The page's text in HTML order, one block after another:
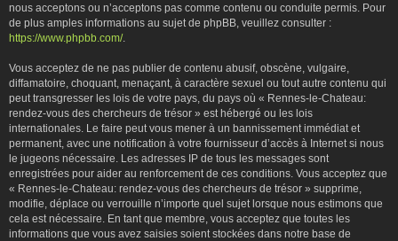
nous acceptons ou n’acceptons pas comme contenu ou conduite permis. Pour
de plus amples informations au sujet de phpBB, veuillez consulter :
https://www.phpbb.com/.
Vous acceptez de ne pas publier de contenu abusif, obscène, vulgaire,
diffamatoire, choquant, menaçant, à caractère sexuel ou tout autre contenu qui
peut transgresser les lois de votre pays, du pays où « Rennes-le-Chateau:
rendez-vous des chercheurs de trésor » est hébergé ou les lois
internationales. Le faire peut vous mener à un bannissement immédiat et
permanent, avec une notification à votre fournisseur d’accès à Internet si nous
le jugeons nécessaire. Les adresses IP de tous les messages sont
enregistrées pour aider au renforcement de ces conditions. Vous acceptez que
« Rennes-le-Chateau: rendez-vous des chercheurs de trésor » supprime,
modifie, déplace ou verrouille n’importe quel sujet lorsque nous estimons que
cela est nécessaire. En tant que membre, vous acceptez que toutes les
informations que vous avez saisies soient stockées dans notre base de